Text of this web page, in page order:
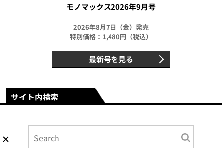
モノマックス2026年9月号
2026年8月7日（金）発売
特別価格：1,480円（税込）
最新号を見る
サイト内検索